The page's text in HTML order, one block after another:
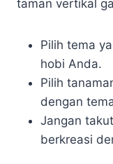
taman vertikal
Pilih tema
hobi Anda.
Pilih
dengan
Jangan
berkreasi